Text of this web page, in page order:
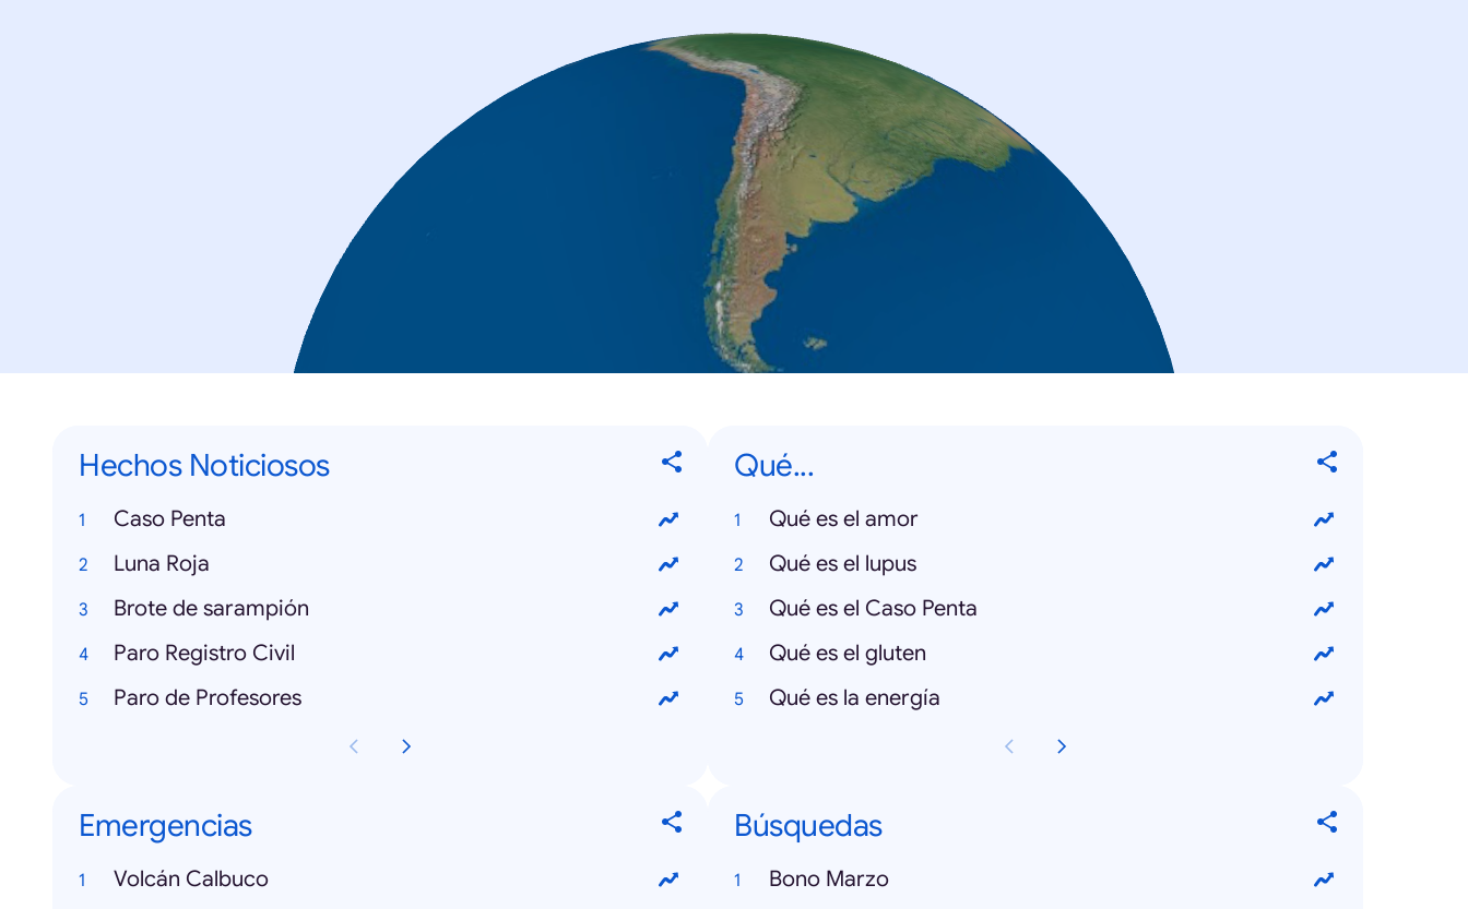
Hechos Noticiosos
Caso Penta
Luna Roja
Brote de sarampión
Paro Registro Civil
Paro de Profesores
Qué...
Qué es el amor
Qué es el lupus
Qué es el Caso Penta
Qué es el gluten
Qué es la energía
Emergencias
Volcán Calbuco
Búsquedas
Bono Marzo